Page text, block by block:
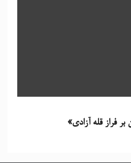
فراز قله آزادی»